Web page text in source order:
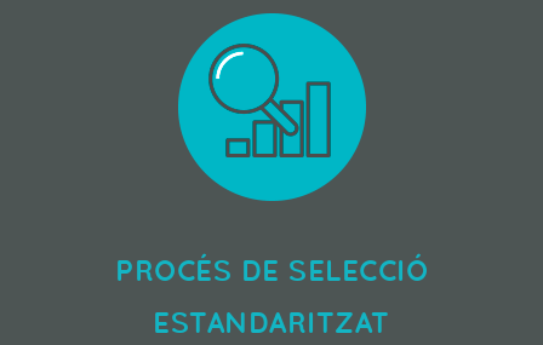
PROCÉS DE SELECCIÓ
ESTANDARITZAT